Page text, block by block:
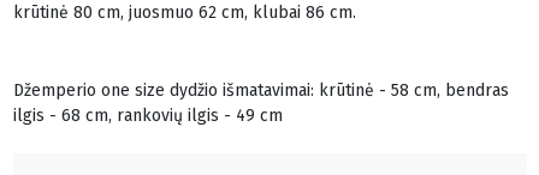
krūtinė 80 cm, juosmuo 62 cm, klubai 86 cm.
Džemperio one size dydžio išmatavimai: krūtinė - 58 cm, bendras
ilgis - 68 cm, rankovių ilgis - 49 cm